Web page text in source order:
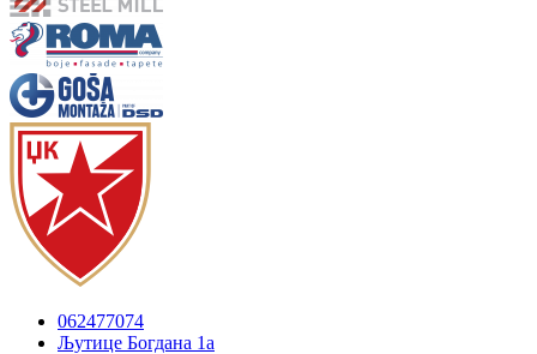
062477074
Љутице Богдана 1а